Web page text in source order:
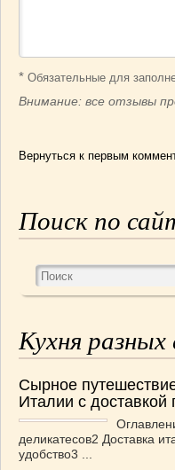
* Обязательные для
Внимание: все отзывы
Вернуться к первым
Поиск по
Кухня
Сырное
Италии с доставкой
деликатесов2 Доставка
удобство3 ...